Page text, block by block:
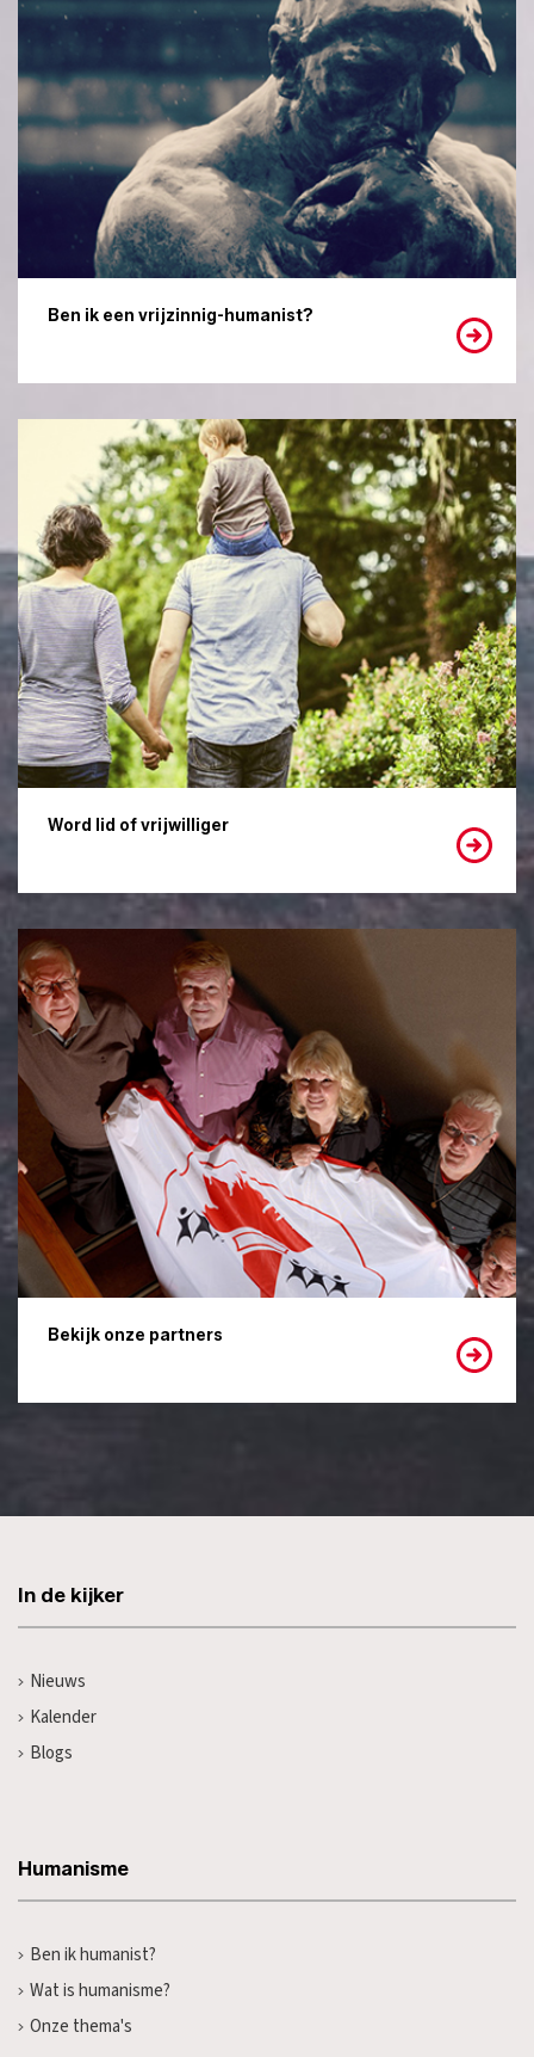
Ben ik een vrijzinnig-humanist?
Word lid of vrijwilliger
Bekijk onze partners
In de kijker
Nieuws
Kalender
Blogs
Humanisme
Ben ik humanist?
Wat is humanisme?
Onze thema's